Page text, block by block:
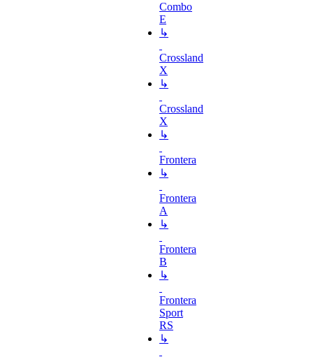
Combo
E
↳
Crossland
X
↳
Crossland
X
↳
Frontera
↳
Frontera
A
↳
Frontera
B
↳
Frontera
Sport
RS
↳